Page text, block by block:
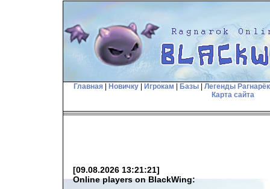
Главная Новичку Игрокам Базы
Легенды
Карта сайта
[09.08.2026 13:21:21]
Online players on BlackWing: